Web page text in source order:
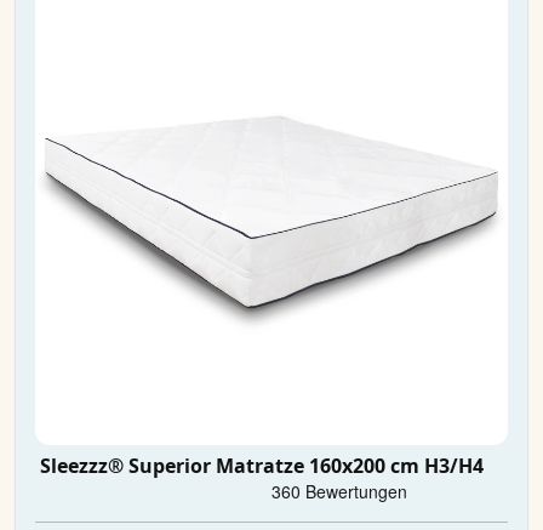
Sleezzz® Superior Matratze 160x200 cm H3/H4